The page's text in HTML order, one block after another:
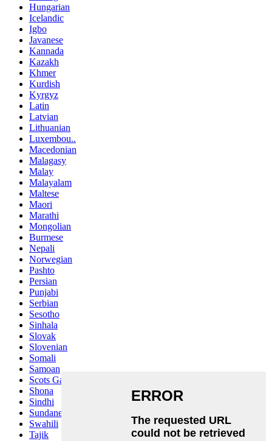
Hungarian
Icelandic
Igbo
Javanese
Kannada
Kazakh
Khmer
Kurdish
Kyrgyz
Latin
Latvian
Lithuanian
Luxembou..
Macedonian
Malagasy
Malay
Malayalam
Maltese
Maori
Marathi
Mongolian
Burmese
Nepali
Norwegian
Pashto
Persian
Punjabi
Serbian
Sesotho
Sinhala
Slovak
Slovenian
Somali
Samoan
Scots Gaelic
Shona
Sindhi
Sundanese
Swahili
Tajik